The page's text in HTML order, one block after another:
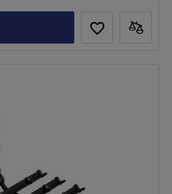
se všemi typy karoserií